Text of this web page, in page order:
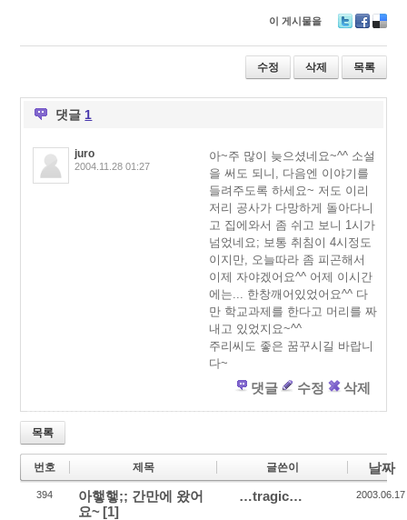
이 게시물을
wi
er
ac
e
b
eli
ci
o
수정 삭제 목록
댓글 1
juro
2004.11.28 01:27
아~주 많이 늦으셨네요~^^ 소설
을 써도 되니, 다음엔 이야기를
들려주도록 하세요~ 저도 이리
저리 공사가 다망하게 돌아다니
고 집에와서 좀 쉬고 보니 1시가
넘었네요; 보통 취침이 4시정도
이지만, 오늘따라 좀 피곤해서
이제 자야겠어요^^ 어제 이시간
에는... 한창깨어있었어요^^ 다
만 학교과제를 한다고 머리를 짜
내고 있었지요~^^
주리씨도 좋은 꿈꾸시길 바랍니
다~
댓글 수정 삭제
목록
번호 제목 글쓴이 날짜
394
아햏햏;; 간만에 왔어
요~ [1]
…tragic… 2003.06.17